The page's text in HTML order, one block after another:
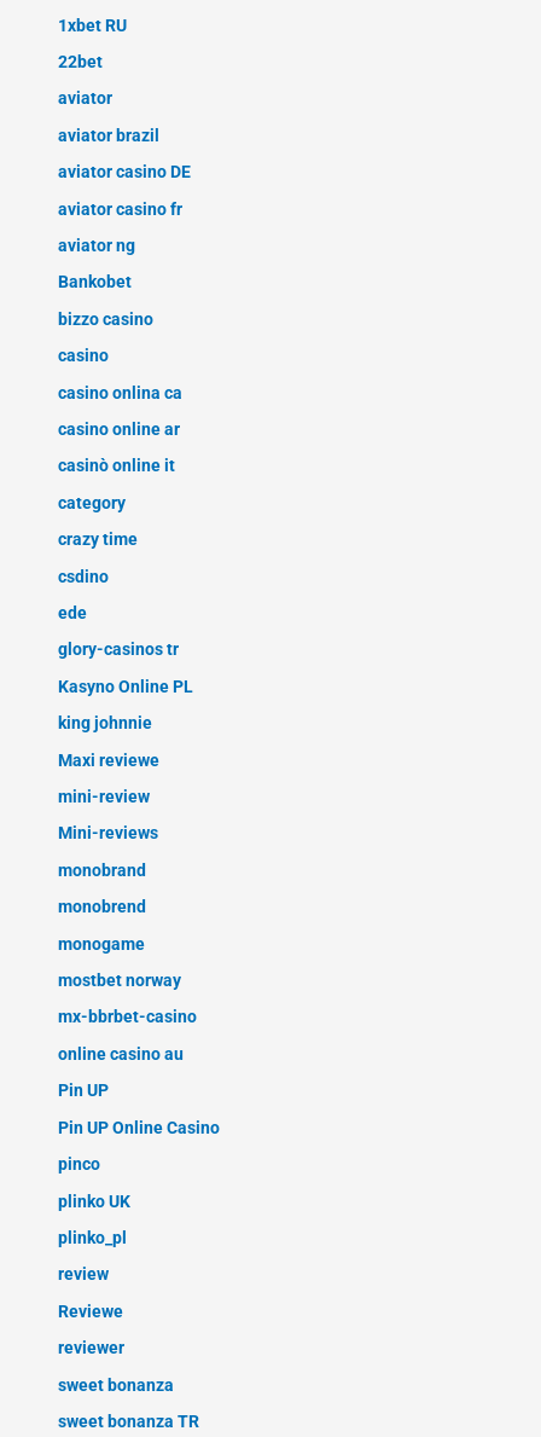
1xbet RU
22bet
aviator
aviator brazil
aviator casino DE
aviator casino fr
aviator ng
Bankobet
bizzo casino
casino
casino onlina ca
casino online ar
casinò online it
category
crazy time
csdino
ede
glory-casinos tr
Kasyno Online PL
king johnnie
Maxi reviewe
mini-review
Mini-reviews
monobrand
monobrend
monogame
mostbet norway
mx-bbrbet-casino
online casino au
Pin UP
Pin UP Online Casino
pinco
plinko UK
plinko_pl
review
Reviewe
reviewer
sweet bonanza
sweet bonanza TR